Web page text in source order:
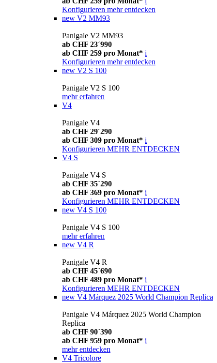
Konfigurieren mehr entdecken
new V2 MM93
Panigale V2 MM93
ab CHF 23´990
ab CHF 259 pro Monat* i
Konfigurieren mehr entdecken
new V2 S 100
Panigale V2 S 100
mehr erfahren
V4
Panigale V4
ab CHF 29´290
ab CHF 309 pro Monat* i
Konfigurieren MEHR ENTDECKEN
V4 S
Panigale V4 S
ab CHF 35´290
ab CHF 369 pro Monat* i
Konfigurieren MEHR ENTDECKEN
new V4 S 100
Panigale V4 S 100
mehr erfahren
new V4 R
Panigale V4 R
ab CHF 45´690
ab CHF 489 pro Monat* i
Konfigurieren MEHR ENTDECKEN
new V4 Márquez 2025 World Champion Replica
Panigale V4 Márquez 2025 World Champion
Replica
ab CHF 90´390
ab CHF 959 pro Monat* i
mehr entdecken
V4 Tricolore